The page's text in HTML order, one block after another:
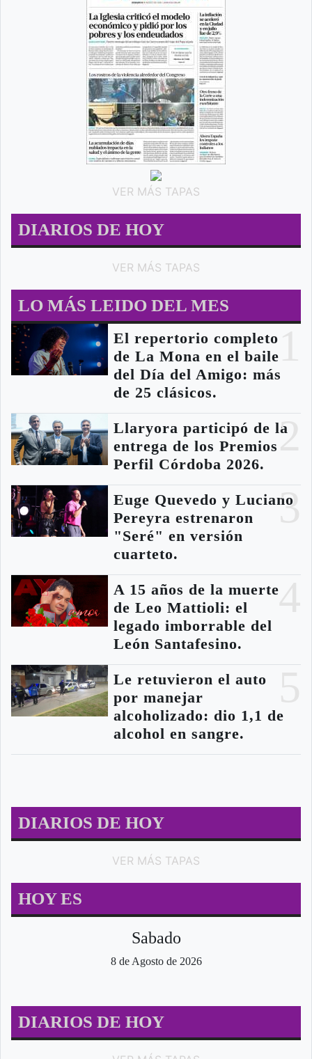
VER MÁS TAPAS
DIARIOS DE HOY
VER MÁS TAPAS
LO MÁS LEIDO DEL MES
El repertorio completo
de La Mona en el baile
del Día del Amigo: más
de 25 clásicos.
2
Llaryora participó de la
entrega de los Premios
Perfil Córdoba 2026.
3
Euge Quevedo y Luciano
Pereyra estrenaron
"Seré" en versión
cuarteto.
A 15 años de la muerte
de Leo Mattioli: el
legado imborrable del
León Santafesino.
Le retuvieron el auto
por manejar
alcoholizado: dio 1,1 de
alcohol en sangre.
DIARIOS DE HOY
VER MÁS TAPAS
HOY ES
Sabado
8 de Agosto de 2026
DIARIOS DE HOY